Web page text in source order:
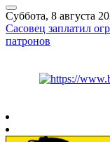
Суббота, 8 августа
Сасовец заплатил
патронов